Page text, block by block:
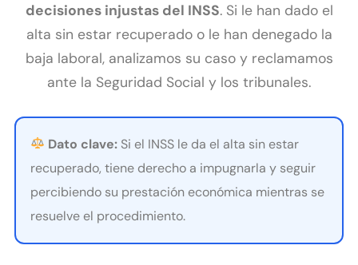
decisiones injustas del INSS. Si le han dado el
alta sin estar recuperado o le han denegado la
baja laboral, analizamos su caso y reclamamos
ante la Seguridad Social y los tribunales.
Dato clave: Si el INSS le da el alta sin estar
recuperado, tiene derecho a impugnarla y seguir
percibiendo su prestación económica mientras se
resuelve el procedimiento.